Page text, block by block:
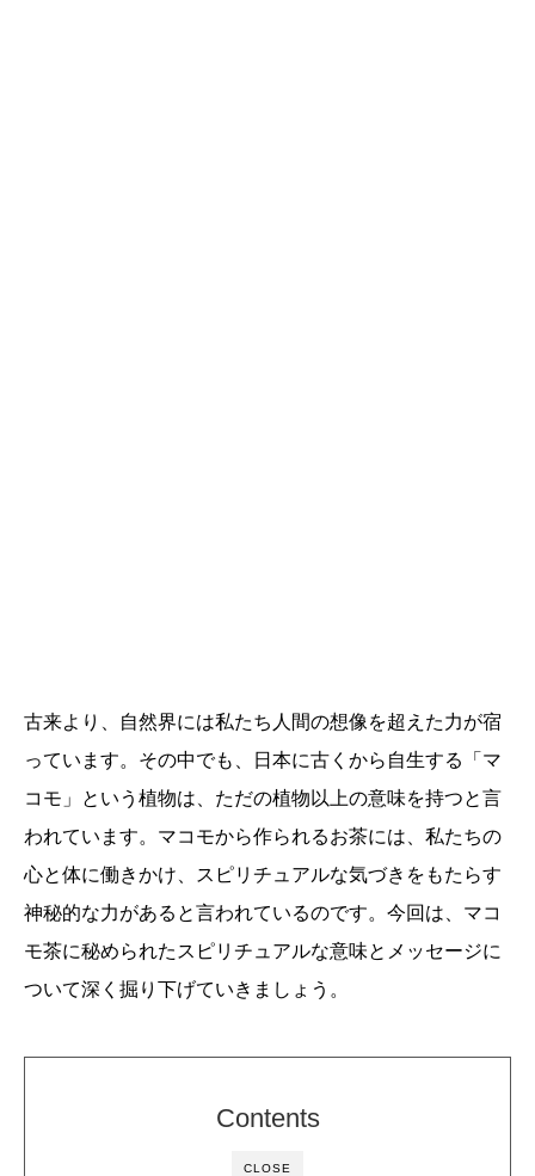
古来より、自然界には私たち人間の想像を超えた力が宿
っています。その中でも、日本に古くから自生する「マ
コモ」という植物は、ただの植物以上の意味を持つと言
われています。マコモから作られるお茶には、私たちの
心と体に働きかけ、スピリチュアルな気づきをもたらす
神秘的な力があると言われているのです。今回は、マコ
モ茶に秘められたスピリチュアルな意味とメッセージに
ついて深く掘り下げていきましょう。
CLOSE
Contents